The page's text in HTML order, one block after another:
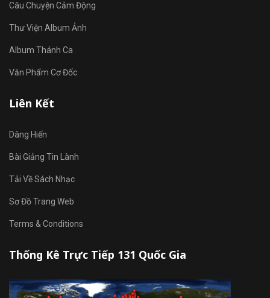
Câu Chuyện Cảm Động
Thư Viện Album Ảnh
Album Thánh Ca
Văn Phẩm Cơ Đốc
Liên Kết
Dâng Hiến
Bài Giảng Tin Lành
Tải Về Sách Nhạc
Sơ Đồ Trang Web
Terms & Conditions
Thống Kê Trực Tiếp 131 Quốc Gia